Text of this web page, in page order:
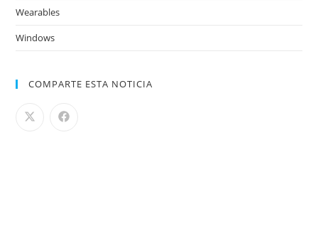
Wearables
Windows
COMPARTE ESTA NOTICIA